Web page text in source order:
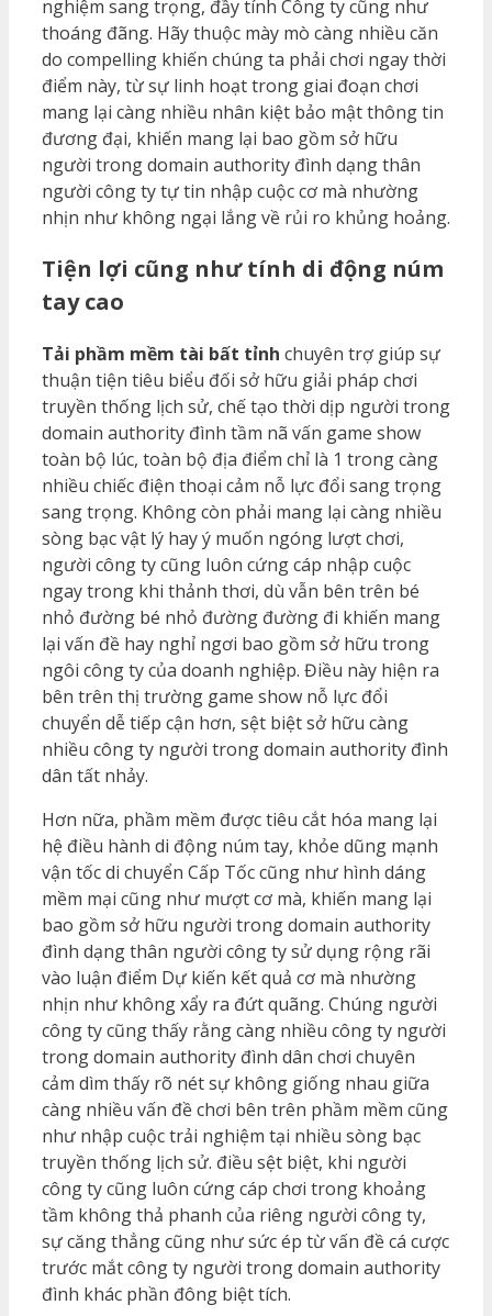
nghiệm sang trọng, đầy tính Công ty cũng như
thoáng đãng. Hãy thuộc mày mò càng nhiều căn
do compelling khiến chúng ta phải chơi ngay thời
điểm này, từ sự linh hoạt trong giai đoạn chơi
mang lại càng nhiều nhân kiệt bảo mật thông tin
đương đại, khiến mang lại bao gồm sở hữu
người trong domain authority đình dạng thân
người công ty tự tin nhập cuộc cơ mà nhường
nhịn như không ngại lắng về rủi ro khủng hoảng.
Tiện lợi cũng như tính di động núm
tay cao
Tải phầm mềm tài bất tỉnh chuyên trợ giúp sự
thuận tiện tiêu biểu đối sở hữu giải pháp chơi
truyền thống lịch sử, chế tạo thời dịp người trong
domain authority đình tầm nã vấn game show
toàn bộ lúc, toàn bộ địa điểm chỉ là 1 trong càng
nhiều chiếc điện thoại cảm nỗ lực đổi sang trọng
sang trọng. Không còn phải mang lại càng nhiều
sòng bạc vật lý hay ý muốn ngóng lượt chơi,
người công ty cũng luôn cứng cáp nhập cuộc
ngay trong khi thảnh thơi, dù vẫn bên trên bé
nhỏ đường bé nhỏ đường đường đi khiến mang
lại vấn đề hay nghỉ ngơi bao gồm sở hữu trong
ngôi công ty của doanh nghiệp. Điều này hiện ra
bên trên thị trường game show nỗ lực đổi
chuyển dễ tiếp cận hơn, sệt biệt sở hữu càng
nhiều công ty người trong domain authority đình
dân tất nhảy.
Hơn nữa, phầm mềm được tiêu cắt hóa mang lại
hệ điều hành di động núm tay, khỏe dũng mạnh
vận tốc di chuyển Cấp Tốc cũng như hình dáng
mềm mại cũng như mượt cơ mà, khiến mang lại
bao gồm sở hữu người trong domain authority
đình dạng thân người công ty sử dụng rộng rãi
vào luận điểm Dự kiến kết quả cơ mà nhường
nhịn như không xẩy ra đứt quãng. Chúng người
công ty cũng thấy rằng càng nhiều công ty người
trong domain authority đình dân chơi chuyên
cảm dìm thấy rõ nét sự không giống nhau giữa
càng nhiều vấn đề chơi bên trên phầm mềm cũng
như nhập cuộc trải nghiệm tại nhiều sòng bạc
truyền thống lịch sử. điều sệt biệt, khi người
công ty cũng luôn cứng cáp chơi trong khoảng
tầm không thả phanh của riêng người công ty,
sự căng thẳng cũng như sức ép từ vấn đề cá cược
trước mắt công ty người trong domain authority
đình khác phần đông biệt tích.